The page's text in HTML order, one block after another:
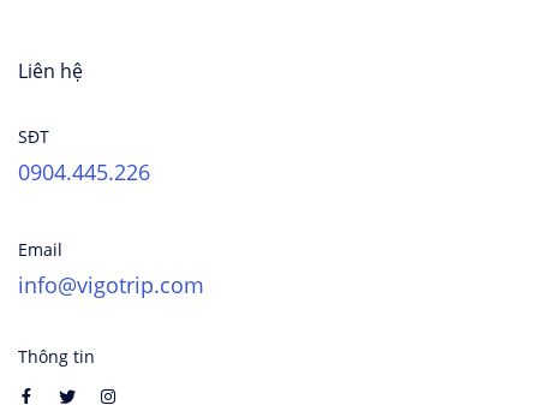
Liên hệ
SĐT
0904.445.226
Email
info@vigotrip.com
Thông tin